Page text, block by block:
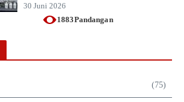
30 Juni 2026
1883Pandangan
(75)